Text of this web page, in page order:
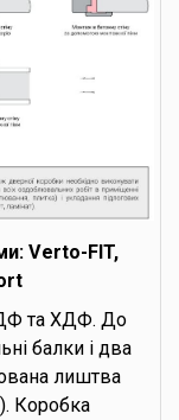
Verto-FIT,
та ХДФ. До
балки і два
лиштва
Коробка